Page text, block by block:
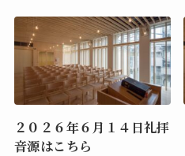
２０２６年６月１４日礼拝
音源はこちら